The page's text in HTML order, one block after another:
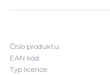
Číslo produktu:
EAN kód:
Typ licence: